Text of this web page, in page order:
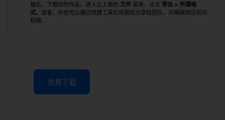
最后，下载你的作品。进入左上角的 文件 菜单，点击 导出 > 所需格
式。或者，你也可以通过快捷工具栏将图纸分享给团队，并编辑相应访问
权限。
免费下载